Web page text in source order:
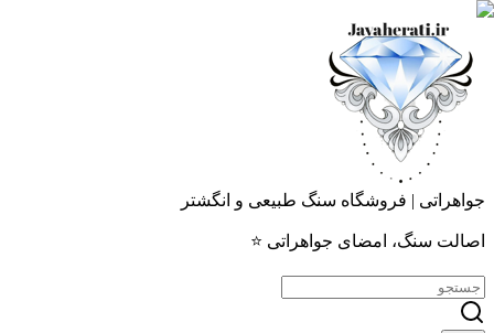
جواهراتی | فروشگاه سنگ طبیعی و انگشتر
اصالت سنگ، امضای جواهراتی ⭐